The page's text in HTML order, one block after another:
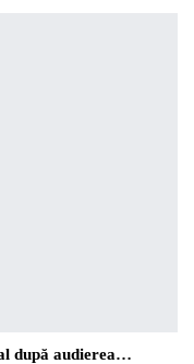
după audierea…